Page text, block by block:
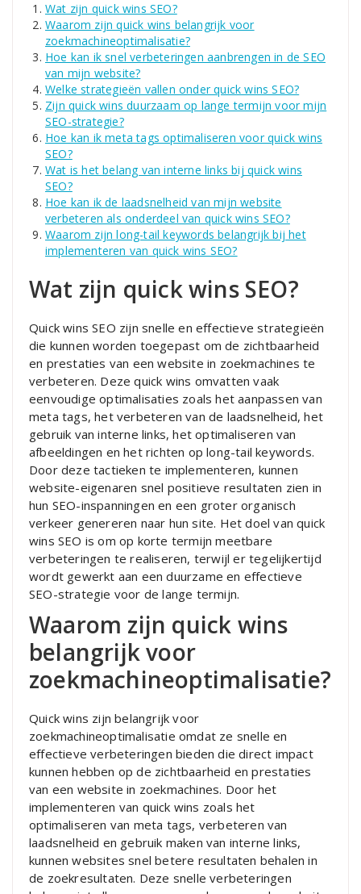
Wat zijn quick wins SEO?
Waarom zijn quick wins belangrijk voor
zoekmachineoptimalisatie?
Hoe kan ik snel verbeteringen aanbrengen in de SEO
van mijn website?
Welke strategieën vallen onder quick wins SEO?
Zijn quick wins duurzaam op lange termijn voor mijn
SEO-strategie?
Hoe kan ik meta tags optimaliseren voor quick wins
SEO?
Wat is het belang van interne links bij quick wins
SEO?
Hoe kan ik de laadsnelheid van mijn website
verbeteren als onderdeel van quick wins SEO?
Waarom zijn long-tail keywords belangrijk bij het
implementeren van quick wins SEO?
Wat zijn quick wins SEO?
Quick wins SEO zijn snelle en effectieve strategieën
die kunnen worden toegepast om de zichtbaarheid
en prestaties van een website in zoekmachines te
verbeteren. Deze quick wins omvatten vaak
eenvoudige optimalisaties zoals het aanpassen van
meta tags, het verbeteren van de laadsnelheid, het
gebruik van interne links, het optimaliseren van
afbeeldingen en het richten op long-tail keywords.
Door deze tactieken te implementeren, kunnen
website-eigenaren snel positieve resultaten zien in
hun SEO-inspanningen en een groter organisch
verkeer genereren naar hun site. Het doel van quick
wins SEO is om op korte termijn meetbare
verbeteringen te realiseren, terwijl er tegelijkertijd
wordt gewerkt aan een duurzame en effectieve
SEO-strategie voor de lange termijn.
Waarom zijn quick wins
belangrijk voor
zoekmachineoptimalisatie?
Quick wins zijn belangrijk voor
zoekmachineoptimalisatie omdat ze snelle en
effectieve verbeteringen bieden die direct impact
kunnen hebben op de zichtbaarheid en prestaties
van een website in zoekmachines. Door het
implementeren van quick wins zoals het
optimaliseren van meta tags, verbeteren van
laadsnelheid en gebruik maken van interne links,
kunnen websites snel betere resultaten behalen in
de zoekresultaten. Deze snelle verbeteringen